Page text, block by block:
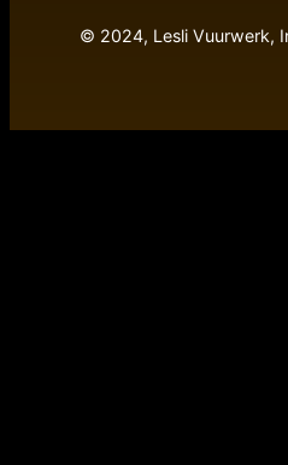
© 2024, Lesli Vuurwerk,